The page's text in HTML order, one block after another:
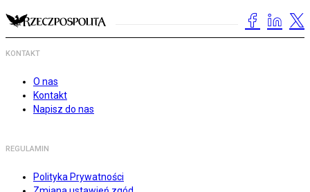
KONTAKT
O nas
Kontakt
Napisz do nas
REGULAMIN
Polityka Prywatności